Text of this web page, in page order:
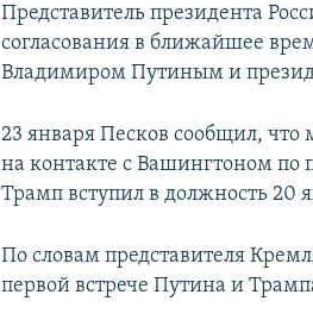
Представитель президента
согласования в ближайшее
Владимиром Путиным и
23 января Песков сообщил, что
на контакте с Вашингтоном по
Трамп вступил в должность 20
По словам представителя
первой встрече Путина и